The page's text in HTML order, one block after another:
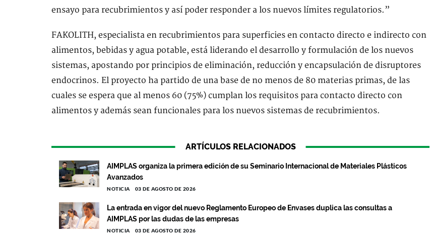
ensayo para recubrimientos y así poder responder a los nuevos límites regulatorios.”
FAKOLITH, especialista en recubrimientos para superficies en contacto directo e indirecto con
alimentos, bebidas y agua potable, está liderando el desarrollo y formulación de los nuevos
sistemas, apostando por principios de eliminación, reducción y encapsulación de disruptores
endocrinos. El proyecto ha partido de una base de no menos de 80 materias primas, de las
cuales se espera que al menos 60 (75%) cumplan los requisitos para contacto directo con
alimentos y además sean funcionales para los nuevos sistemas de recubrimientos.
ARTÍCULOS RELACIONADOS
AIMPLAS organiza la primera edición de su Seminario Internacional de Materiales Plásticos
Avanzados
NOTICIA 03 DE AGOSTO DE 2026
La entrada en vigor del nuevo Reglamento Europeo de Envases duplica las consultas a
AIMPLAS por las dudas de las empresas
NOTICIA 03 DE AGOSTO DE 2026